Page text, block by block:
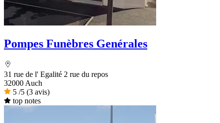
Pompes Funèbres Genérales
31 rue de l' Egalité 2 rue du repos
32000 Auch
5 /5 (3 avis)
top notes